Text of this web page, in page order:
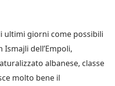
ultimi giorni come possibili
Ismajli dell’Empoli,
albanese, classe
molto bene il